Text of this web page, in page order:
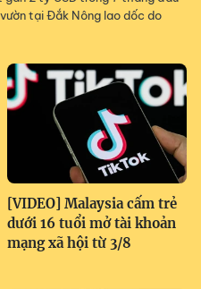
tại Đắk Nông lao dốc do
[VIDEO] Malaysia cấm trẻ
dưới 16 tuổi mở tài khoản
mạng xã hội từ 3/8